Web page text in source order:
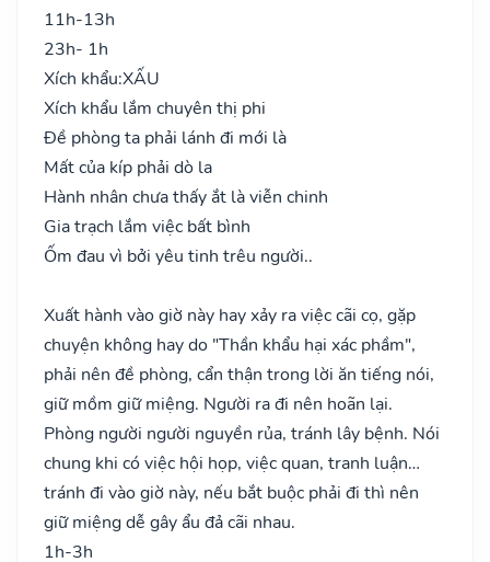
11h-13h
23h- 1h
Xích khẩu:XẤU
Xích khẩu lắm chuyên thị phi
Đề phòng ta phải lánh đi mới là
Mất của kíp phải dò la
Hành nhân chưa thấy ắt là viễn chinh
Gia trạch lắm việc bất bình
Ốm đau vì bởi yêu tinh trêu người..
Xuất hành vào giờ này hay xảy ra việc cãi cọ, gặp
chuyện không hay do "Thần khẩu hại xác phầm",
phải nên đề phòng, cẩn thận trong lời ăn tiếng nói,
giữ mồm giữ miệng. Người ra đi nên hoãn lại.
Phòng người người nguyền rủa, tránh lây bệnh. Nói
chung khi có việc hội họp, việc quan, tranh luận…
tránh đi vào giờ này, nếu bắt buộc phải đi thì nên
giữ miệng dễ gây ẩu đả cãi nhau.
1h-3h